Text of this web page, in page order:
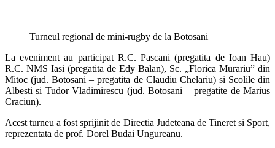
Turneul regional de mini-rugby de la Botosani
La eveniment au participat R.C. Pascani (pregatita de Ioan Hau)
R.C. NMS Iasi (pregatita de Edy Balan), Sc. „Florica Murariu” din
Mitoc (jud. Botosani – pregatita de Claudiu Chelariu) si Scolile din
Albesti si Tudor Vladimirescu (jud. Botosani – pregatite de Marius
Craciun).
Acest turneu a fost sprijinit de Directia Judeteana de Tineret si Sport,
reprezentata de prof. Dorel Budai Ungureanu.